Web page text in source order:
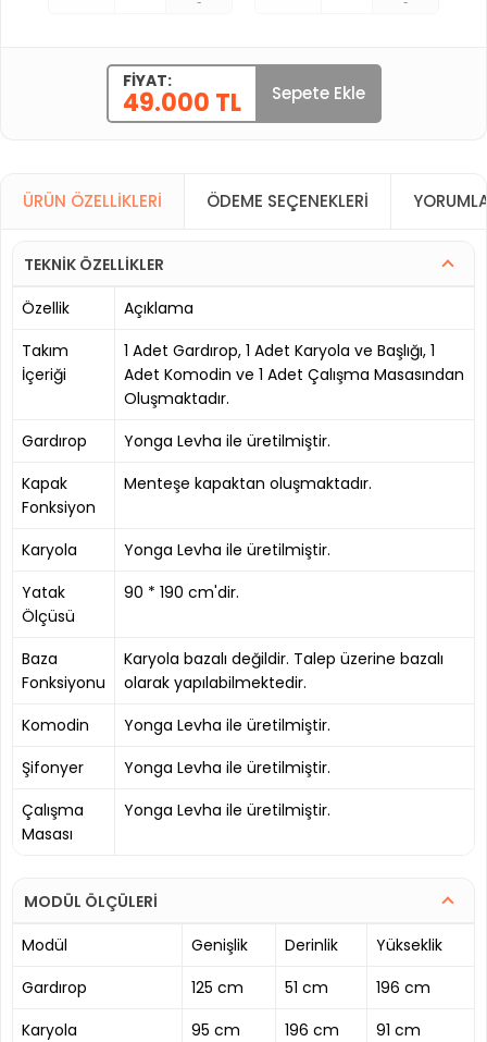
FIYAT:
49.000 TL Sepete Ekle
ÜRÜN ÖZELLIKLERI ÖDEME SEÇENEKLERI
TEKNİK ÖZELLİKLER
Özellik
Açıklama
Takım
İçeriği
1 Adet Gardırop, 1 Adet Karyola ve Başlığı, 1
Adet Komodin ve 1 Adet Çalışma Masasından
Oluşmaktadır.
Gardırop
Yonga Levha ile üretilmiştir.
Kapak
Fonksiyon
Menteşe kapaktan oluşmaktadır.
Karyola
Yonga Levha ile üretilmiştir.
Yatak
Ölçüsü
90 * 190 cm'dir.
Baza
Fonksiyonu
Karyola bazalı değildir. Talep üzerine bazalı
olarak yapılabilmektedir.
Komodin
Yonga Levha ile üretilmiştir.
Şifonyer
Yonga Levha ile üretilmiştir.
Çalışma
Masası
Yonga Levha ile üretilmiştir.
MODÜL ÖLÇÜLERİ
Modül
Genişlik Derinlik
Yükseklik
Gardırop
125 cm 51 cm
196 cm
Karyola
95 cm 196 cm
91 cm